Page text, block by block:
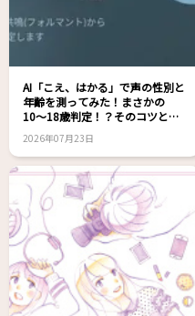
AI「こえ、はかる」で声の性別と
年齢を測ってみた！まさかの
10〜18歳判定！？そのコツと
2026年07月23日